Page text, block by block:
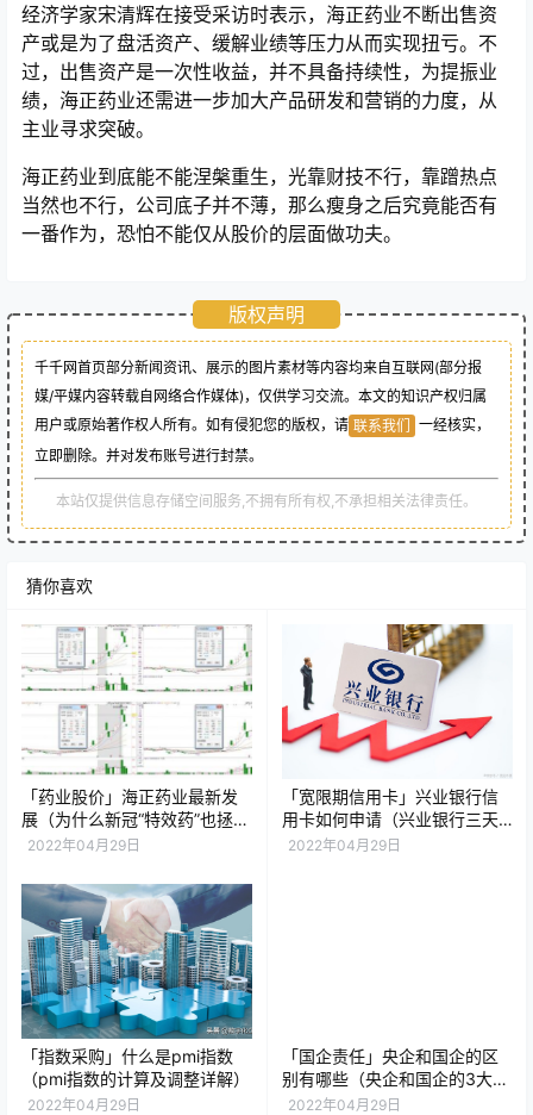
经济学家宋清辉在接受采访时表示，海正药业不断出售资
产或是为了盘活资产、缓解业绩等压力从而实现扭亏。不
过，出售资产是一次性收益，并不具备持续性，为提振业
绩，海正药业还需进一步加大产品研发和营销的力度，从
主业寻求突破。
海正药业到底能不能涅槃重生，光靠财技不行，靠蹭热点
当然也不行，公司底子并不薄，那么瘦身之后究竟能否有
一番作为，恐怕不能仅从股价的层面做功夫。
版权声明
千千网首页部分新闻资讯、展示的图片素材等内容均来自互联网(部分报
媒/平媒内容转载自网络合作媒体)，仅供学习交流。本文的知识产权归属
用户或原始著作权人所有。如有侵犯您的版权，请 联系我们
一经核实，
立即删除。并对发布账号进行封禁。
本站仅提供信息存储空间服务,不拥有所有权,不承担相关法律责任。
猜你喜欢
「药业股价」海正药业最新发
展（为什么新冠“特效药”也拯救
不了海正药业的股价）
2022年04月29日
「宽限期信用卡」兴业银行信
用卡如何申请（兴业银行三天
宽限期怎么算）
2022年04月29日
「指数采购」什么是pmi指数
（pmi指数的计算及调整详解）
2022年04月29日
「国企责任」央企和国企的区
别有哪些（央企和国企的3大区
别）
2022年04月29日